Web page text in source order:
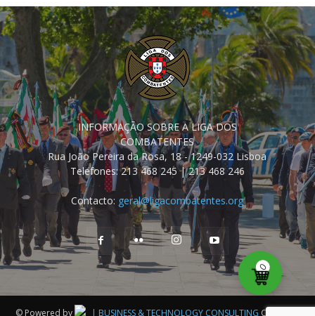
INFORMAÇÃO SOBRE A LIGA DOS
COMBATENTES
Rua João Pereira da Rosa, 18 - 1249-032 Lisboa
Telefones: 213 468 245 | 213 468 246
Contacto: geral@ligacombatentes.org
© Powered by | BUSINESS & TECHNOLOGY CONSULTING Copyright
0